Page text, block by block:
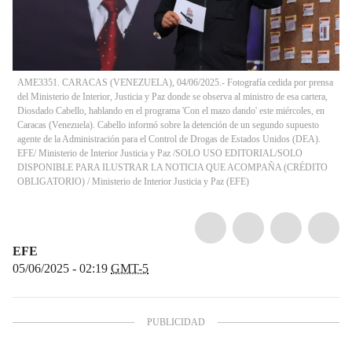
AME3351. CARACAS (VENEZUELA), 04/06/2025.- Fotografía cedida por prensa
del Ministerio de Interior, Justicia y Paz donde se observa al ministro de esa cartera,
Diosdado Cabello, hablando en el programa 'Con el mazo dando' este miércoles, en
Caracas (Venezuela). Cabello informó sobre la detención de un segundo supuesto
agente de la Administración para el Control de Drogas de Estados Unidos (DEA).
EFE/ Ministerio de Interior Justicia y Paz /SOLO USO EDITORIAL/SOLO
DISPONIBLE PARA ILUSTRAR LA NOTICIA QUE ACOMPAÑA (CRÉDITO
OBLIGATORIO) / Ministerio de Interior Justicia y Paz (EFE)
EFE
05/06/2025 - 02:19 GMT-5